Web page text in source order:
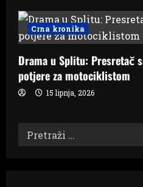
Crna kronika
Drama u Splitu: Presretač
potjere za motociklistom
15 lipnja, 2026
Pretraži: